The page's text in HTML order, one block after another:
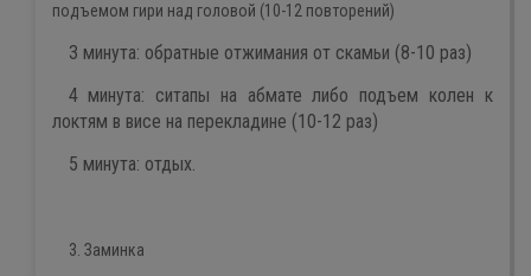
подъемом гири над головой (10-12 повторений)
3 минута: обратные отжимания от скамьи (8-10 раз)
4 минута: ситапы на абмате либо подъем колен к
локтям в висе на перекладине (10-12 раз)
5 минута: отдых.
3. Заминка